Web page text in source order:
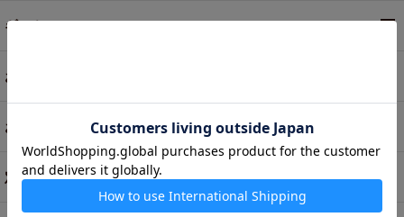
ギフト
お菓子・食品・飲料
お買い得商品
定期便